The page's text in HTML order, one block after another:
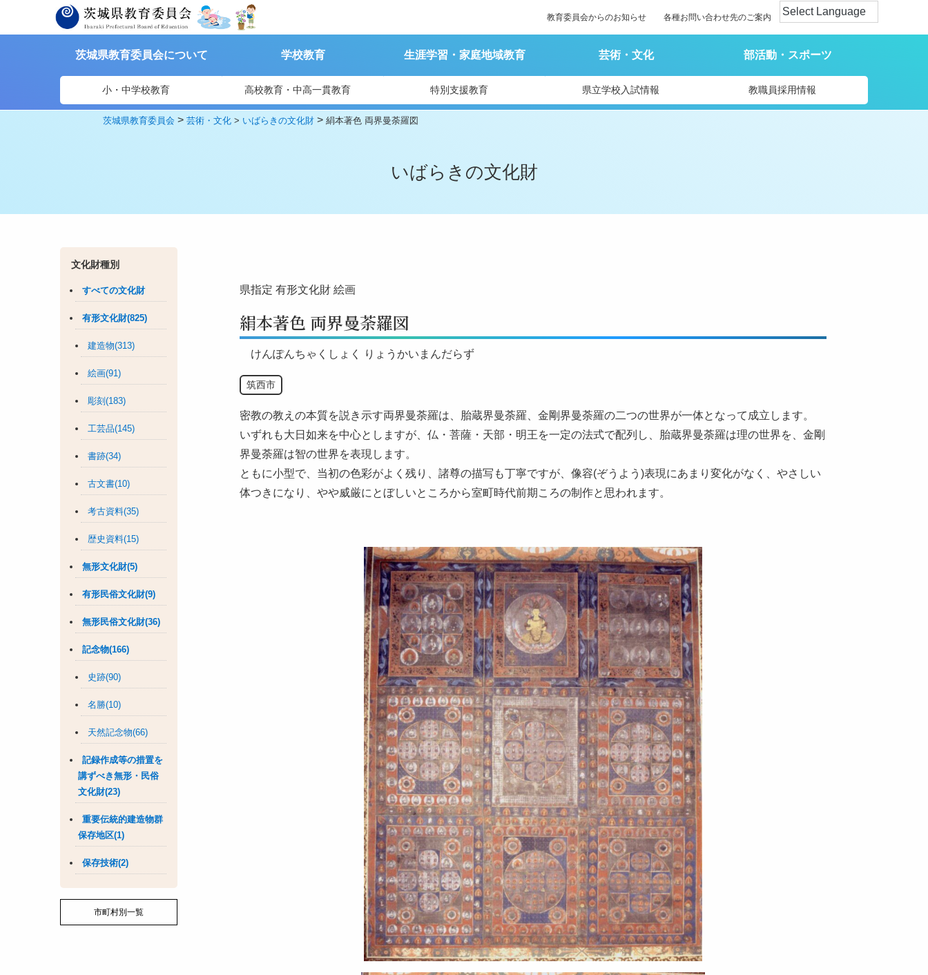
教育委員会からのお知らせ 各種お問い合わせ先のご案内
茨城県教育委員会について 学校教育 生涯学習・家庭地域教育 芸術・文化 部活動・スポーツ
小・中学校教育 高校教育・中高一貫教育 特別支援教育 県立学校入試情報 教職員採用情報
茨城県教育委員会 >芸術・文化 > いばらきの文化財 >絹本著色 両界曼荼羅図
いばらきの文化財
文化財種別
すべての文化財
有形文化財(825)
建造物(313)
絵画(91)
彫刻(183)
工芸品(145)
書跡(34)
古文書(10)
考古資料(35)
歴史資料(15)
無形文化財(5)
有形民俗文化財(9)
無形民俗文化財(36)
記念物(166)
史跡(90)
名勝(10)
天然記念物(66)
記録作成等の措置を
講ずべき無形・民俗
文化財(23)
重要伝統的建造物群
保存地区(1)
保存技術(2)
市町村別一覧
県指定 有形文化財 絵画
絹本著色 両界曼荼羅図
けんぽんちゃくしょく りょうかいまんだらず
筑西市
密教の教えの本質を説き示す両界曼荼羅は、胎蔵界曼荼羅、金剛界曼荼羅の二つの世界が一体となって成立します。
いずれも大日如来を中心としますが、仏・菩薩・天部・明王を一定の法式で配列し、胎蔵界曼荼羅は理の世界を、金剛
界曼荼羅は智の世界を表現します。
ともに小型で、当初の色彩がよく残り、諸尊の描写も丁寧ですが、像容(ぞうよう)表現にあまり変化がなく、やさしい
体つきになり、やや威厳にとぼしいところから室町時代前期ころの制作と思われます。